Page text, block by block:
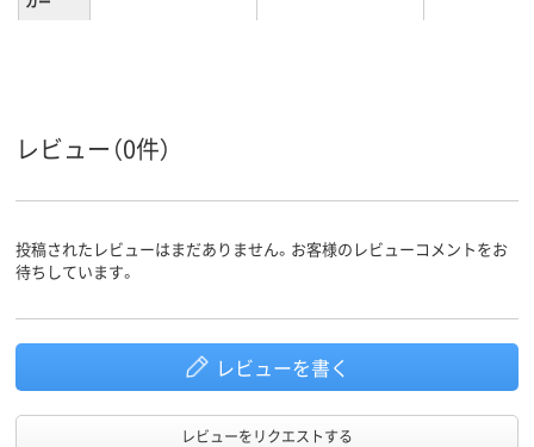
レビュー（0件）
投稿されたレビューはまだありません。お客様のレビューコメントをお
待ちしています。
レビューを書く
レビューをリクエストする